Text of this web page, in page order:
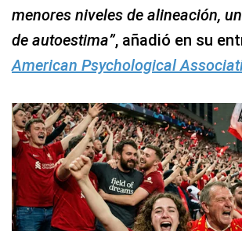
menores niveles de alineación,
de autoestima”, añadió en su
American Psychological